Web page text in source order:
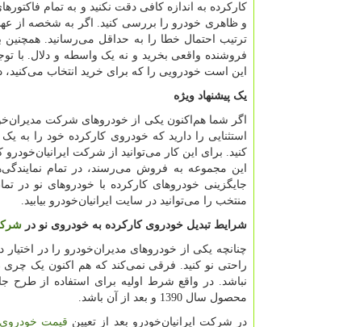
کارکرده به اندازه کافی دقت نکنید و به تمام
و ظاهری خودرو را بررسی کنید. اگر به شخصه از
ترتیب احتمال خطا را به حداقل می‌رسانید. همچنین
فروشنده واقعی بخرید و نه یک واسطه و دلال. با
این است خودرویی را که برای خرید انتخاب می‌کنید،
یک پیشنهاد ویژه
استثنایی را دارید که خودروی کارکرده خود را به
کنید. برای این کار می‌توانید از شرکت
این مجموعه به فروش می‌رسند، در تمام
جایگزینی خودروهای کارکرده با خودروهای نو در
منتخب را می‌توانید در سایت ایرانیان‌خودرو بیابید.
شرایط تبدیل خودروی کارکرده به خودروی نو در
راحتی نو کنید. فرقی نمی‌کند که هم اکنون یک
نباشد. در واقع شرط اولیه برای استفاده از طرح
محصول سال 1390 و بعد از آن باشد.
در شرکت ایرانیان‌خودرو بعد از تعیین قیمت خودروی